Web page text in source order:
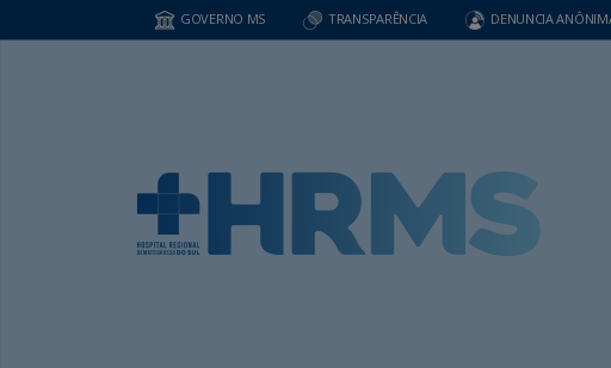
GOVERNO MS TRANSPARÊNCIA DENUNCIA